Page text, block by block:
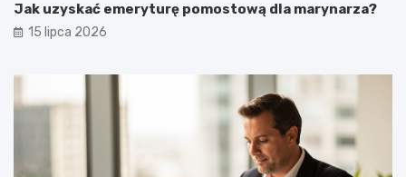
Jak uzyskać emeryturę pomostową dla marynarza?
15 lipca 2026